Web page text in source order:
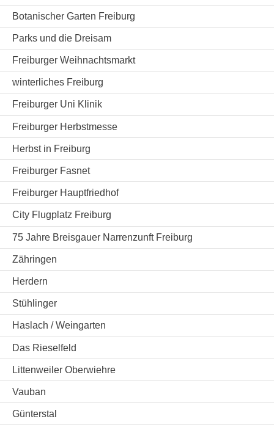
Botanischer Garten Freiburg
Parks und die Dreisam
Freiburger Weihnachtsmarkt
winterliches Freiburg
Freiburger Uni Klinik
Freiburger Herbstmesse
Herbst in Freiburg
Freiburger Fasnet
Freiburger Hauptfriedhof
City Flugplatz Freiburg
75 Jahre Breisgauer Narrenzunft Freiburg
Zähringen
Herdern
Stühlinger
Haslach / Weingarten
Das Rieselfeld
Littenweiler Oberwiehre
Vauban
Günterstal